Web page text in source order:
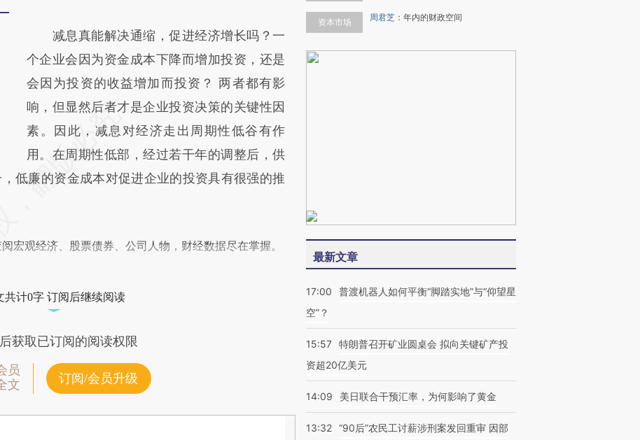
减息真能解决通缩，促进经济增长吗？一
个企业会因为资金成本下降而增加投资，还是
会因为投资的收益增加而投资？ 两者都有影
响，但显然后者才是企业投资决策的关键性因
素。因此，减息对经济走出周期性低谷有作
用。在周期性低部，经过若干年的调整后，供
低廉的资金成本对促进企业的投资具有很强的推
阅宏观经济、股票债券、公司人物，财经数据尽在掌握。
共计0字 订阅后继续阅读
获取已订阅的阅读权限
员
文
订阅/会员升级
资本市场 周君芝 ： 年内的财政空间
最新文章
17:00
普渡机器人如何平衡“脚踏实地”与“仰望星
空”？
15:57 特朗普召开矿业圆桌会 拟向关键矿产投
资超20亿美元
14:09 美日联合干预汇率，为何影响了黄金
13:32 “90后”农民工讨薪涉刑案发回重审 因部